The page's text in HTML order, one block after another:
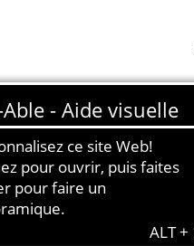
anthraciteargenté